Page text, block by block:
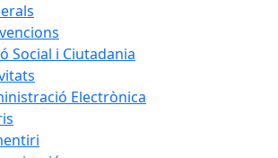
Social i Ciutadania
Electrònica